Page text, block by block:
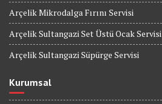
Arçelik Mikrodalga Fırını Servisi
Arçelik Sultangazi Set Üstü Ocak Servisi
Arçelik Sultangazi Süpürge Servisi
Kurumsal